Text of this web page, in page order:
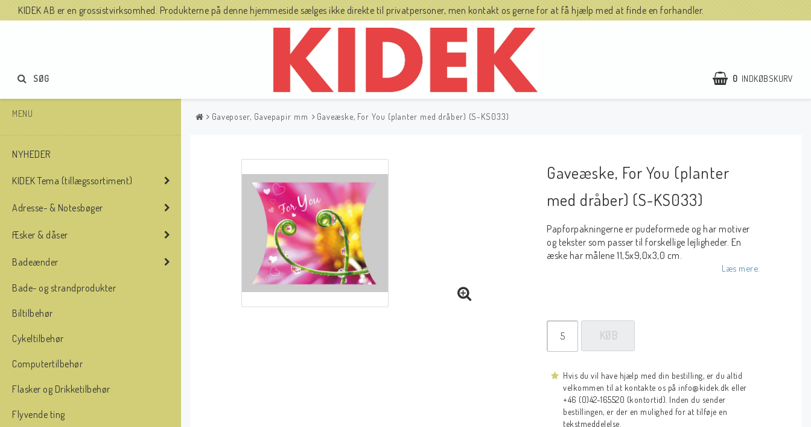
KIDEK AB er en grossistvirksomhed. Produkterne på denne hjemmeside sælges ikke direkte til privatpersoner, men kontakt os gerne for at få hjælp med at finde en forhandler.
0 INDKØBSKURV
SØG
MENU
NYHEDER
KIDEK Tema (tillægssortiment)
Adresse- & Notesbøger
Æsker & dåser
Badeænder
Bade- og strandprodukter
Biltilbehør
Cykeltilbehør
Computertilbehør
Flasker og Drikketilbehør
Flyvende ting
Gaveposer, Gavepapir mm Gaveæske, For You (planter med dråber) (S-KS033)
Gaveæske, For You (planter
med dråber) (S-KS033)
Papforpakningerne er pudeformede og har motiver
og tekster som passer til forskellige lejligheder. En
æske har målene 11,5x9,0x3,0 cm.
Læs mere.
KØB
Hvis du vil have hjælp med din bestilling, er du altid
velkommen til at kontakte os på info@kidek.dk eller
+46 (0)42-165520 (kontortid). Inden du sender
bestillingen, er der en mulighed for at tilføje en
tekstmeddelelse.